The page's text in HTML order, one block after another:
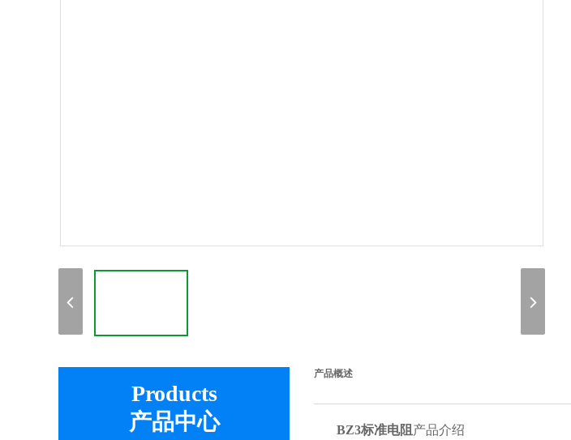
Products
产品中心
产品概述
BZ3标准电阻 产品介绍